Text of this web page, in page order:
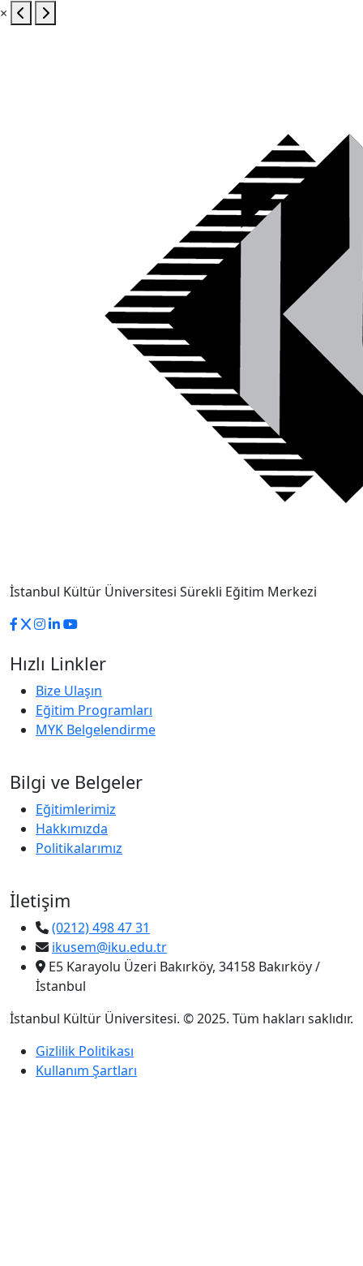
×
İstanbul Kültür Üniversitesi Sürekli Eğitim Merkezi
Hızlı Linkler
Bize Ulaşın
Eğitim Programları
MYK Belgelendirme
Bilgi ve Belgeler
Eğitimlerimiz
Hakkımızda
Politikalarımız
İletişim
(0212) 498 47 31
ikusem@iku.edu.tr
E5 Karayolu Üzeri Bakırköy, 34158 Bakırköy /
İstanbul
İstanbul Kültür Üniversitesi. © 2025. Tüm hakları saklıdır.
Gizlilik Politikası
Kullanım Şartları